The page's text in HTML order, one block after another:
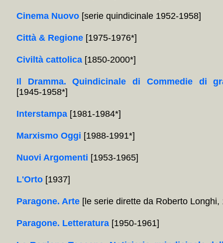
Cinema Nuovo [serie quindicinale 1952-1958]
Città & Regione [1975-1976*]
Civiltà cattolica [1850-2000*]
Il Dramma. Quindicinale di Commedie di
[1945-1958*]
Interstampa [1981-1984*]
Marxismo Oggi [1988-1991*]
Nuovi Argomenti [1953-1965]
L'Orto [1937]
Paragone. Arte [le serie dirette da Roberto Longhi,
Paragone. Letteratura [1950-1961]